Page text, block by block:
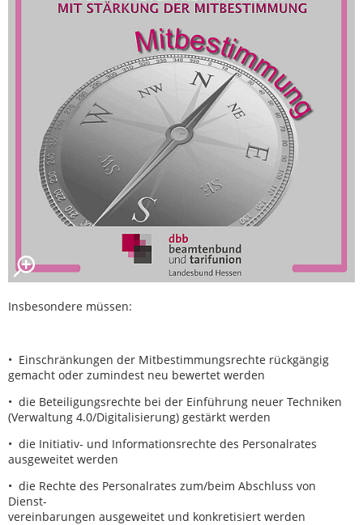
Insbesondere müssen:
• Einschränkungen der Mitbestimmungsrechte rückgängig
gemacht oder zumindest neu bewertet werden
• die Beteiligungsrechte bei der Einführung neuer Techniken
(Verwaltung 4.0/Digitalisierung) gestärkt werden
• die Initiativ- und Informationsrechte des Personalrates
ausgeweitet werden
• die Rechte des Personalrates zum/beim Abschluss von
Dienst-
vereinbarungen ausgeweitet und konkretisiert werden